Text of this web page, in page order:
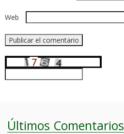
Web
Últimos Comentarios